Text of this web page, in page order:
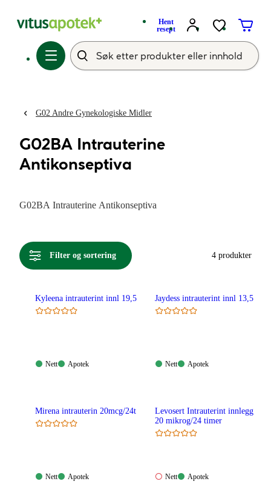
Hent
resept
G02 Andre Gynekologiske Midler
G02BA Intrauterine
Antikonseptiva
G02BA Intrauterine Antikonseptiva
Filter og sortering 4 produkter
Kyleena intrauterint innl 19,5
Nett:
Nett
Apotek:
Apotek
Jaydess intrauterint innl 13,5
Nett:
Nett
Apotek:
Apotek
Mirena intrauterin 20mcg/24t
Nett:
Nett
Apotek:
Apotek
Levosert Intrauterint innlegg
20 mikrog/24 timer
Nett:
Nett
Apotek:
Apotek